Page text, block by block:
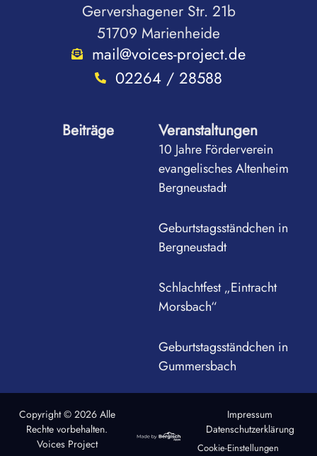
Gervershagener Str. 21b
51709 Marienheide
mail@voices-project.de
02264 / 28588
Beiträge Veranstaltungen
10 Jahre Förderverein
evangelisches Altenheim
Bergneustadt
Geburtstagsständchen in
Bergneustadt
Schlachtfest „Eintracht
Morsbach“
Geburtstagsständchen in
Gummersbach
Copyright © 2026 Alle
Rechte vorbehalten.
Voices Project
Impressum
Datenschutzerklärung
Cookie-Einstellungen